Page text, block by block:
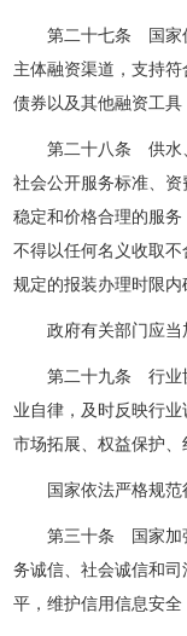
第二十七条 国家
主体融资渠道，支持符
债券以及其他融资工具
第二十八条 供水
社会公开服务标准、资
稳定和价格合理的服务
不得以任何名义收取
规定的报装办理时限内
政府有关部门应当
第二十九条 行业
业自律，及时反映行业
市场拓展、权益保护、
国家依法严格规范
第三十条 国家加
务诚信、社会诚信和
平，维护信用信息安全